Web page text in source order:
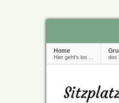
Home
Hier geht's los ... des